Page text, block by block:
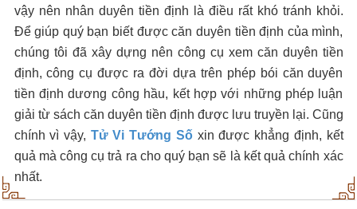
vậy nên nhân duyên tiền định là điều rất khó tránh khỏi.
Để giúp quý bạn biết được căn duyên tiền định của mình,
chúng tôi đã xây dựng nên công cụ xem căn duyên tiền
định, công cụ được ra đời dựa trên phép bói căn duyên
tiền định dương công hầu, kết hợp với những phép luận
giải từ sách căn duyên tiền định được lưu truyền lại. Cũng
chính vì vậy, Tử Vi Tướng Sốxin được khẳng định, kết
quả mà công cụ trả ra cho quý bạn sẽ là kết quả chính xác
nhất.